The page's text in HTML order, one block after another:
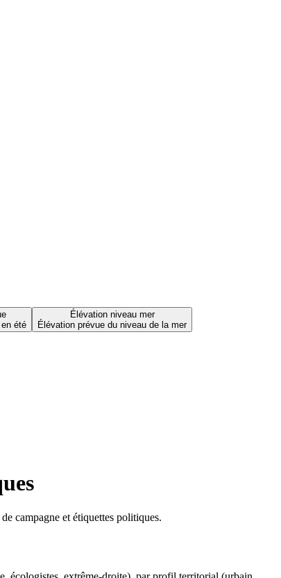
été
Élévation niveau mer
Élévation prévue du niveau de la mer
campagne et étiquettes politiques.